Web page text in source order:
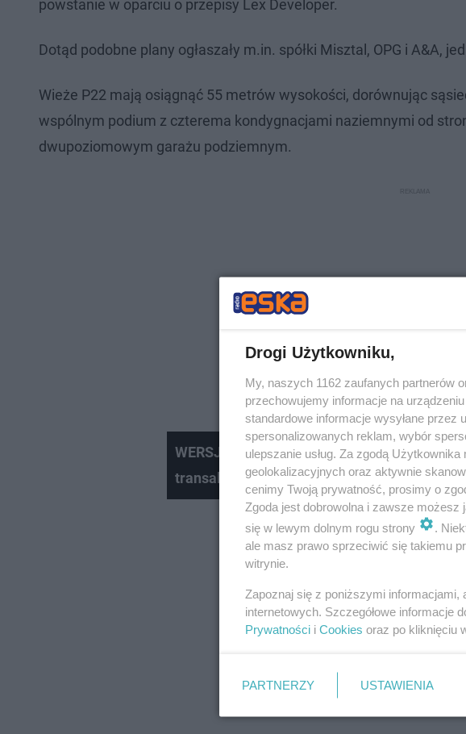
powstanie w oparciu o przepisy Lex Developer.
Dotąd podobne plany ogłaszały m.in. spółki Misztal, OPG i A&A,
Wieże P22 mają osiągnąć 55 metrów wysokości, dorównując
wspólnym podium z czterema kondygnacjami naziemnymi od
dwupoziomowym garażu podziemnym.
WERSJA FB_Wieżowiec w Warszawie
transakcja
Drogi Użytkowniku,
My, naszych 1162 zaufanych partnerów
przechowujemy informacje na
standardowe informacje wysyłane przez
spersonalizowanych reklam, wybór
ulepszanie usług. Za zgodą
geolokalizacyjnych oraz aktywnie
cenimy Twoją prywatność, prosimy o
Zgoda jest dobrowolna i zawsze
się w lewym dolnym rogu strony
.
ale masz prawo sprzeciwić się takiemu
witrynie.
Zapoznaj się z poniższymi
internetowych. Szczegółowe informacje
Prywatności i Cookies oraz po kliknięciu
PARTNERZY USTAWIENIA